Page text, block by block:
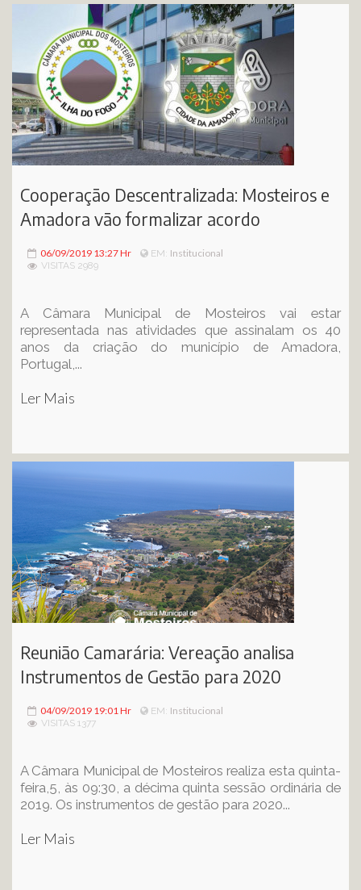
Cooperação Descentralizada: Mosteiros e
Amadora vão formalizar acordo
06/09/2019 13:27 Hr EM: Institucional
VISITAS 2989
A Câmara Municipal de Mosteiros vai estar
representada nas atividades que assinalam os 40
anos da criação do município de Amadora,
Portugal,...
Ler Mais
Reunião Camarária: Vereação analisa
Instrumentos de Gestão para 2020
04/09/2019 19:01 Hr EM: Institucional
VISITAS 1377
A Câmara Municipal de Mosteiros realiza esta quinta-
feira,5, às 09:30, a décima quinta sessão ordinária de
2019. Os instrumentos de gestão para 2020...
Ler Mais